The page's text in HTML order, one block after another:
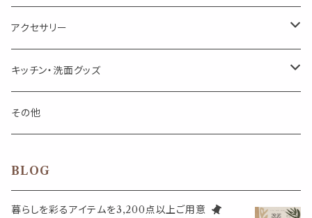
箱入りアソート
スクリュー容器
チューブ
スライドケース
サシェ・香り袋
アロマオイルウォーマー
アロマストーン
音楽・楽器
ポストカード・メッセージカード
フック・マグネット・画鋲
ステッカー・マスキングテープ・付箋
キャンドル・お香
ウォールアイテム
フック・マグネット・画鋲
収納・小物トレー
アクセサリー
ブローチ・ピンバッチ
ピアス
キッチン・洗面グッズ
カトラリー
その他
BLOG
暮らしを彩るアイテムを3,200点以上ご用意